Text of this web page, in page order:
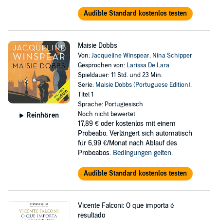
Audible Standard kostenlos testen
Reinhören
Maisie Dobbs
Von:Jacqueline Winspear, Nina Schipper
Gesprochen von: Larissa De Lara
Spieldauer: 11 Std. und 23 Min.
Serie: Maisie Dobbs (Portuguese Edition),
Titel 1
Sprache: Portugiesisch
Noch nicht bewertet
17,89 € oder kostenlos mit einem
Probeabo. Verlängert sich automatisch
für 6,99 €/Monat nach Ablauf des
Probeabos. Bedingungen gelten.
Audible Standard kostenlos testen
Vicente Falconi: O que importa é
resultado